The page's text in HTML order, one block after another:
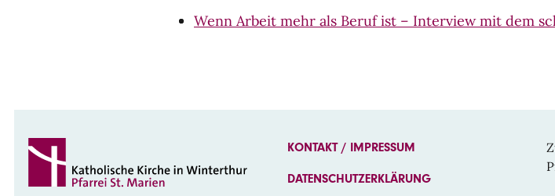
Wenn Arbeit mehr als Beruf ist – Interview mit dem
KONTAKT / IMPRESSUM
DATENSCHUTZERKLÄRUNG